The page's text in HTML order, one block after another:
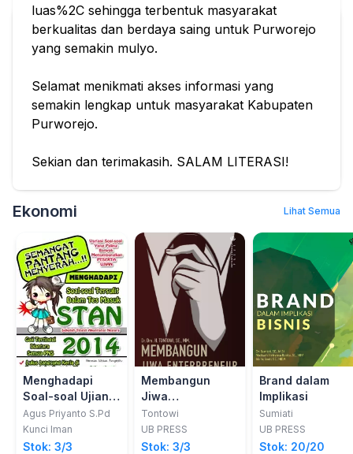
Klik disini untuk menuju ke:
Ekonomi Lihat Semua
Menghadapi
Soal-soal Ujian
Sekolah Tinggi
Akutansi Negeri
Agus Priyanto S.Pd
Kunci Iman
Stok: 3/3
Membangun
Jiwa
Entrepreneurship
Tontowi
UB PRESS
Stok: 3/3
Brand dalam
Implikasi
Sumiati
UB PRESS
Stok: 20/20
luas%2C sehingga terbentuk masyarakat
berkualitas dan berdaya saing untuk Purworejo
yang semakin mulyo.
Selamat menikmati akses informasi yang
semakin lengkap untuk masyarakat Kabupaten
Purworejo.
Sekian dan terimakasih. SALAM LITERASI!